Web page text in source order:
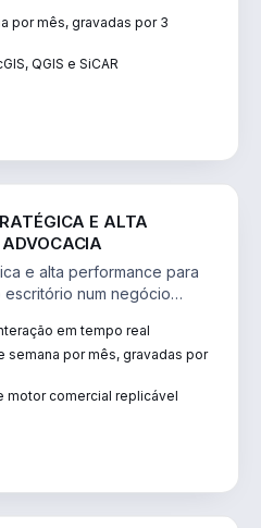
por mês, gravadas por 3
QGIS e SiCAR
E ALTA
e alta performance para
num negócio
em tempo real
semana por mês, gravadas por
motor comercial replicável